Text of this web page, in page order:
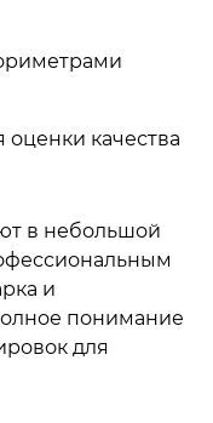
качества
в небольшой
и
понимание
для